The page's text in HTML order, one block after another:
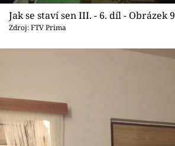
Jak se staví sen III. - 6. díl - Obrázek 9
Zdroj: FTV Prima